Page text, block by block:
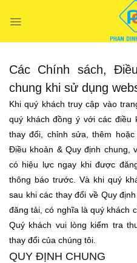
đến
Các Chính sách,
chung khi sử dụng
Khi quý khách truy cập vào
quý khách đồng ý với các điều
thay đổi, chỉnh sửa, thêm
Điều khoản & Quy định chung,
có hiệu lực ngay khi được
thông báo trước. Và khi quý
sau khi các thay đổi về Quy
đăng tải, có nghĩa là quý khách
Quý khách vui lòng kiểm tra
thay đổi của chúng tôi.
QUY ĐỊNH CHUNG